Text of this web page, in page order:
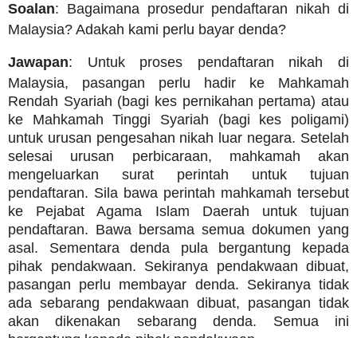
Soalan: Bagaimana prosedur pendaftaran nikah di
Malaysia? Adakah kami perlu bayar denda?
Jawapan: Untuk proses pendaftaran nikah di
Malaysia, pasangan perlu hadir ke Mahkamah
Rendah Syariah (bagi kes pernikahan pertama) atau
ke Mahkamah Tinggi Syariah (bagi kes poligami)
untuk urusan pengesahan nikah luar negara. Setelah
selesai urusan perbicaraan, mahkamah akan
mengeluarkan surat perintah untuk tujuan
pendaftaran. Sila bawa perintah mahkamah tersebut
ke Pejabat Agama Islam Daerah untuk tujuan
pendaftaran. Bawa bersama semua dokumen yang
asal. Sementara denda pula bergantung kepada
pihak pendakwaan. Sekiranya pendakwaan dibuat,
pasangan perlu membayar denda. Sekiranya tidak
ada sebarang pendakwaan dibuat, pasangan tidak
akan dikenakan sebarang denda. Semua ini